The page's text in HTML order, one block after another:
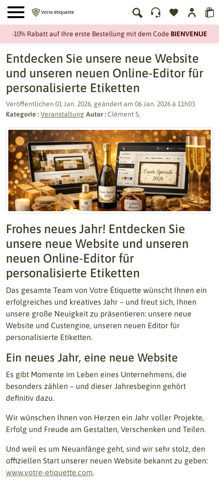
-10% Rabatt auf Ihre erste Bestellung mit dem Code BIENVENUE
Entdecken Sie unsere neue Website
und unseren neuen Online-Editor für
personalisierte Etiketten
Veröffentlichen 01 Jan. 2026, geändert am 06 Jan. 2026 à 11h03
Kategorie :Veranstaltung Autor :Clément S.
Frohes neues Jahr! Entdecken Sie
unsere neue Website und unseren
neuen Online-Editor für
personalisierte Etiketten
Das gesamte Team von Votre Étiquette wünscht Ihnen ein
erfolgreiches und kreatives Jahr – und freut sich, Ihnen
unsere große Neuigkeit zu präsentieren: unsere neue
Website und Custengine, unseren neuen Editor für
personalisierte Etiketten.
Ein neues Jahr, eine neue Website
Es gibt Momente im Leben eines Unternehmens, die
besonders zählen – und dieser Jahresbeginn gehört
definitiv dazu.
Wir wünschen Ihnen von Herzen ein Jahr voller Projekte,
Erfolg und Freude am Gestalten, Verschenken und Teilen.
Und weil es um Neuanfänge geht, sind wir sehr stolz, den
offiziellen Start unserer neuen Website bekannt zu geben:
www.votre-etiquette.com